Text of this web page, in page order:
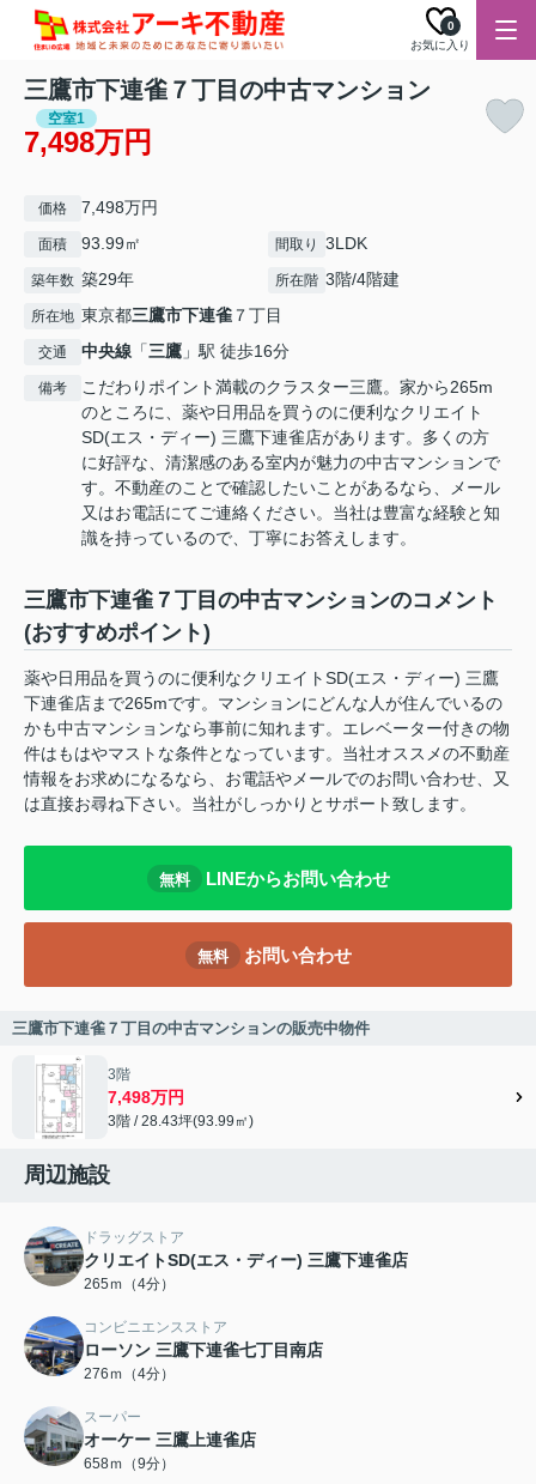
お気に入り
0
三鷹市下連雀７丁目の中古マンション
空室1
7,498万円
価格 7,498万円
面積 93.99㎡ 間取り 3LDK
築年数 築29年 所在階 3階/4階建
所在地 東京都三鷹市下連雀 ７丁目
交通 中央線 「三鷹 」駅 徒歩16分
備考
こだわりポイント満載のクラスター三鷹。家から265m
のところに、薬や日用品を買うのに便利なクリエイト
SD(エス・ディー) 三鷹下連雀店があります。多くの方
に好評な、清潔感のある室内が魅力の中古マンションで
す。不動産のことで確認したいことがあるなら、メール
又はお電話にてご連絡ください。当社は豊富な経験と知
識を持っているので、丁寧にお答えします。
三鷹市下連雀７丁目の中古マンションのコメント
(おすすめポイント)
薬や日用品を買うのに便利なクリエイトSD(エス・ディー) 三鷹
下連雀店まで265mです。マンションにどんな人が住んでいるの
かも中古マンションなら事前に知れます。エレベーター付きの物
件はもはやマストな条件となっています。当社オススメの不動産
情報をお求めになるなら、お電話やメールでのお問い合わせ、又
は直接お尋ね下さい。当社がしっかりとサポート致します。
無料 LINEからお問い合わせ
無料 お問い合わせ
三鷹市下連雀７丁目の中古マンションの販売中物件
3階
7,498万円
3階 / 28.43坪(93.99㎡)
周辺施設
ドラッグストア
クリエイトSD(エス・ディー) 三鷹下連雀店
265ｍ（4分）
コンビニエンスストア
ローソン 三鷹下連雀七丁目南店
276ｍ（4分）
スーパー
オーケー 三鷹上連雀店
658ｍ（9分）